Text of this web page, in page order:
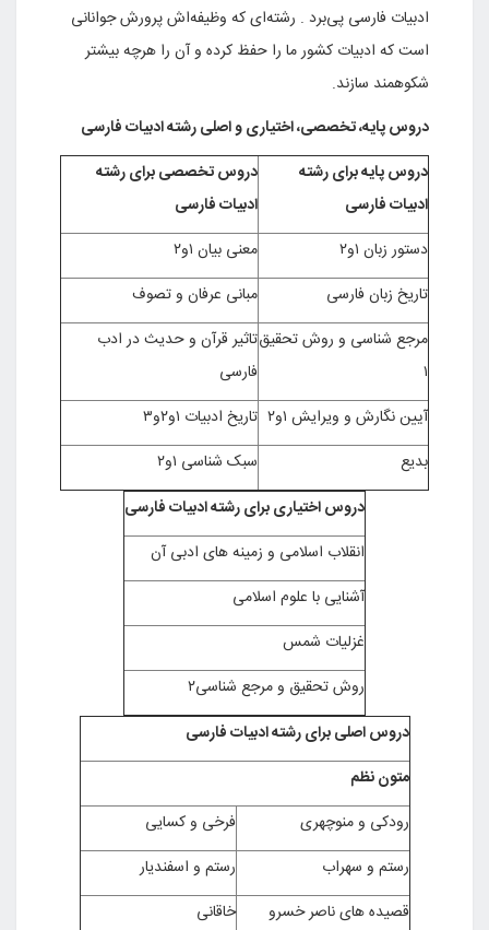
ادبیات فارسی پی‌برد . رشته‌ای که وظیفه‌اش پرورش جوانانی
است که ادبیات کشور ما را حفظ کرده و آن را هرچه بیشتر
شکوهمند سازند.
دروس پایه، تخصصی، اختیاری و اصلی رشته ادبیات فارسی
دروس پایه برای رشته
ادبیات فارسی
دروس تخصصی برای رشته
ادبیات فارسی
دستور زبان ۱و۲
معنی بیان ۱و۲
تاریخ زبان فارسی
مبانی عرفان و تصوف
مرجع شناسی و روش تحقیق
۱
تاثیر قرآن و حدیث در ادب
فارسی
آیین نگارش و ویرایش ۱و۲
تاریخ ادبیات ۱و۲و۳
بدیع
سبک شناسی ۱و۲
دروس اختیاری برای رشته ادبیات فارسی
انقلاب اسلامی و زمینه های ادبی آن
آشنایی با علوم اسلامی
غزلیات شمس
روش تحقیق و مرجع شناسی۲
دروس اصلی برای رشته ادبیات فارسی
متون نظم
رودکی و منوچهری
فرخی و کسایی
رستم و سهراب
رستم و اسفندیار
قصیده های ناصر خسرو
خاقانی